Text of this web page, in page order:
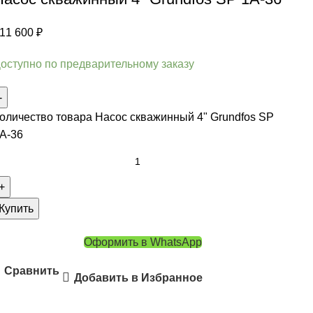
600 ₽
по предварительному заказу
товара Насос скважинный 4" Grundfos SP
36
Купить
Оформить в WhatsApp
Сравнить
Добавить в Избранное